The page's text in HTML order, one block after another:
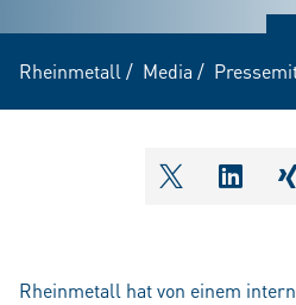
Rheinmetall / Media /
Rheinmetall hat von einem